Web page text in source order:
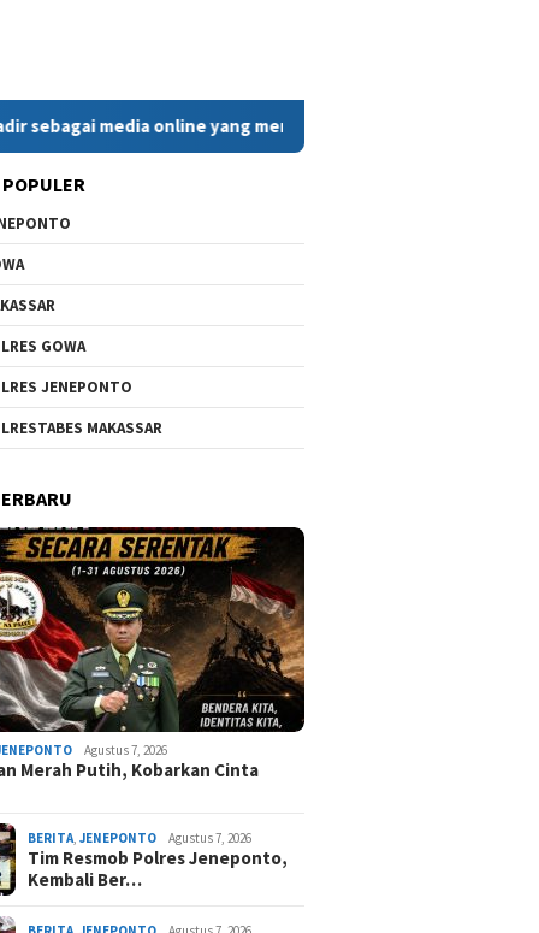
online yang menyajikan berita cepat, faktual, dan
GOWA
JENEPONTO
MAKASSAR
Agustus 7, 2026
Merah Putih, Kobarkan Cinta
BERITA ,JENEPONTO Agustus 7, 2026
Tim Resmob Polres Jeneponto,
Kembali Ber…